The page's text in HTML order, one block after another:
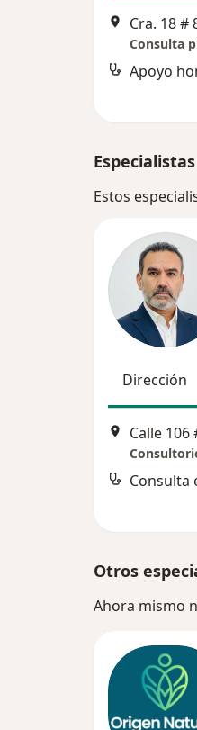
Cra. 18 #
Consulta
Estos
Dirección
Calle 106
Consulta
Otros
Ahora mismo